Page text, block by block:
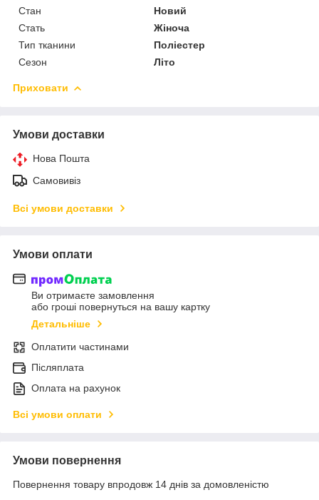
Стан
Новий
Стать
Жіноча
Тип тканини
Поліестер
Сезон
Літо
Приховати
Умови доставки
Нова Пошта
Самовивіз
Всі умови доставки
Умови оплати
Ви отримаєте замовлення
або гроші повернуться на вашу картку
Детальніше
Оплатити частинами
Післяплата
Оплата на рахунок
Всі умови оплати
Умови повернення
Повернення товару впродовж 14 днів за домовленістю